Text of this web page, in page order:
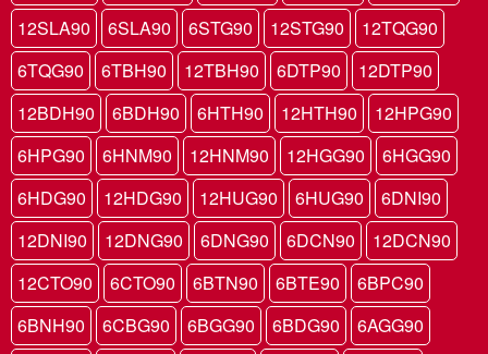
12SLA90
6SLA90 6STG90 12STG90
12TQG90
6TQG90
6TBH90 12TBH90 6DTP90
12DTP90
12BDH90
6BDH90 6HTH90 12HTH90
12HPG90
6HPG90
6HNM90 12HNM90 12HGG90
6HGG90
6HDG90
12HDG90 12HUG90 6HUG90
6DNI90
12DNI90
12DNG90 6DNG90 6DCN90
12DCN90
12CTO90
6CTO90 6BTN90 6BTE90
6BPC90
6BNH90
6CBG90 6BGG90 6BDG90
6AGG90